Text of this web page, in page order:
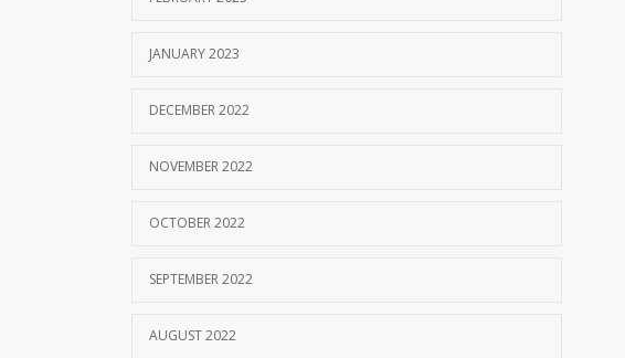
JANUARY 2023
DECEMBER 2022
NOVEMBER 2022
OCTOBER 2022
SEPTEMBER 2022
AUGUST 2022